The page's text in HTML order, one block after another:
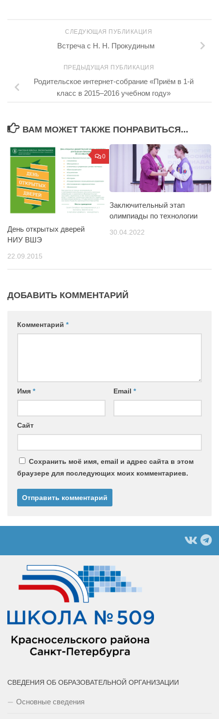
СЛЕДУЮЩАЯ ПУБЛИКАЦИЯ
Встреча с Н. Н. Прокудиным
ПРЕДЫДУЩАЯ ПУБЛИКАЦИЯ
Родительское интернет-собрание «Приём в 1-й
класс в 2015–2016 учебном году»
ВАМ МОЖЕТ ТАКЖЕ ПОНРАВИТЬСЯ...
0
День открытых дверей
НИУ ВШЭ
22.09.2015
Заключительный этап
олимпиады по технологии
30.04.2022
ДОБАВИТЬ КОММЕНТАРИЙ
Комментарий *
Имя * Email *
Сайт
Сохранить моё имя, email и адрес сайта в этом
браузере для последующих моих комментариев.
СВЕДЕНИЯ ОБ ОБРАЗОВАТЕЛЬНОЙ ОРГАНИЗАЦИИ
Основные сведения